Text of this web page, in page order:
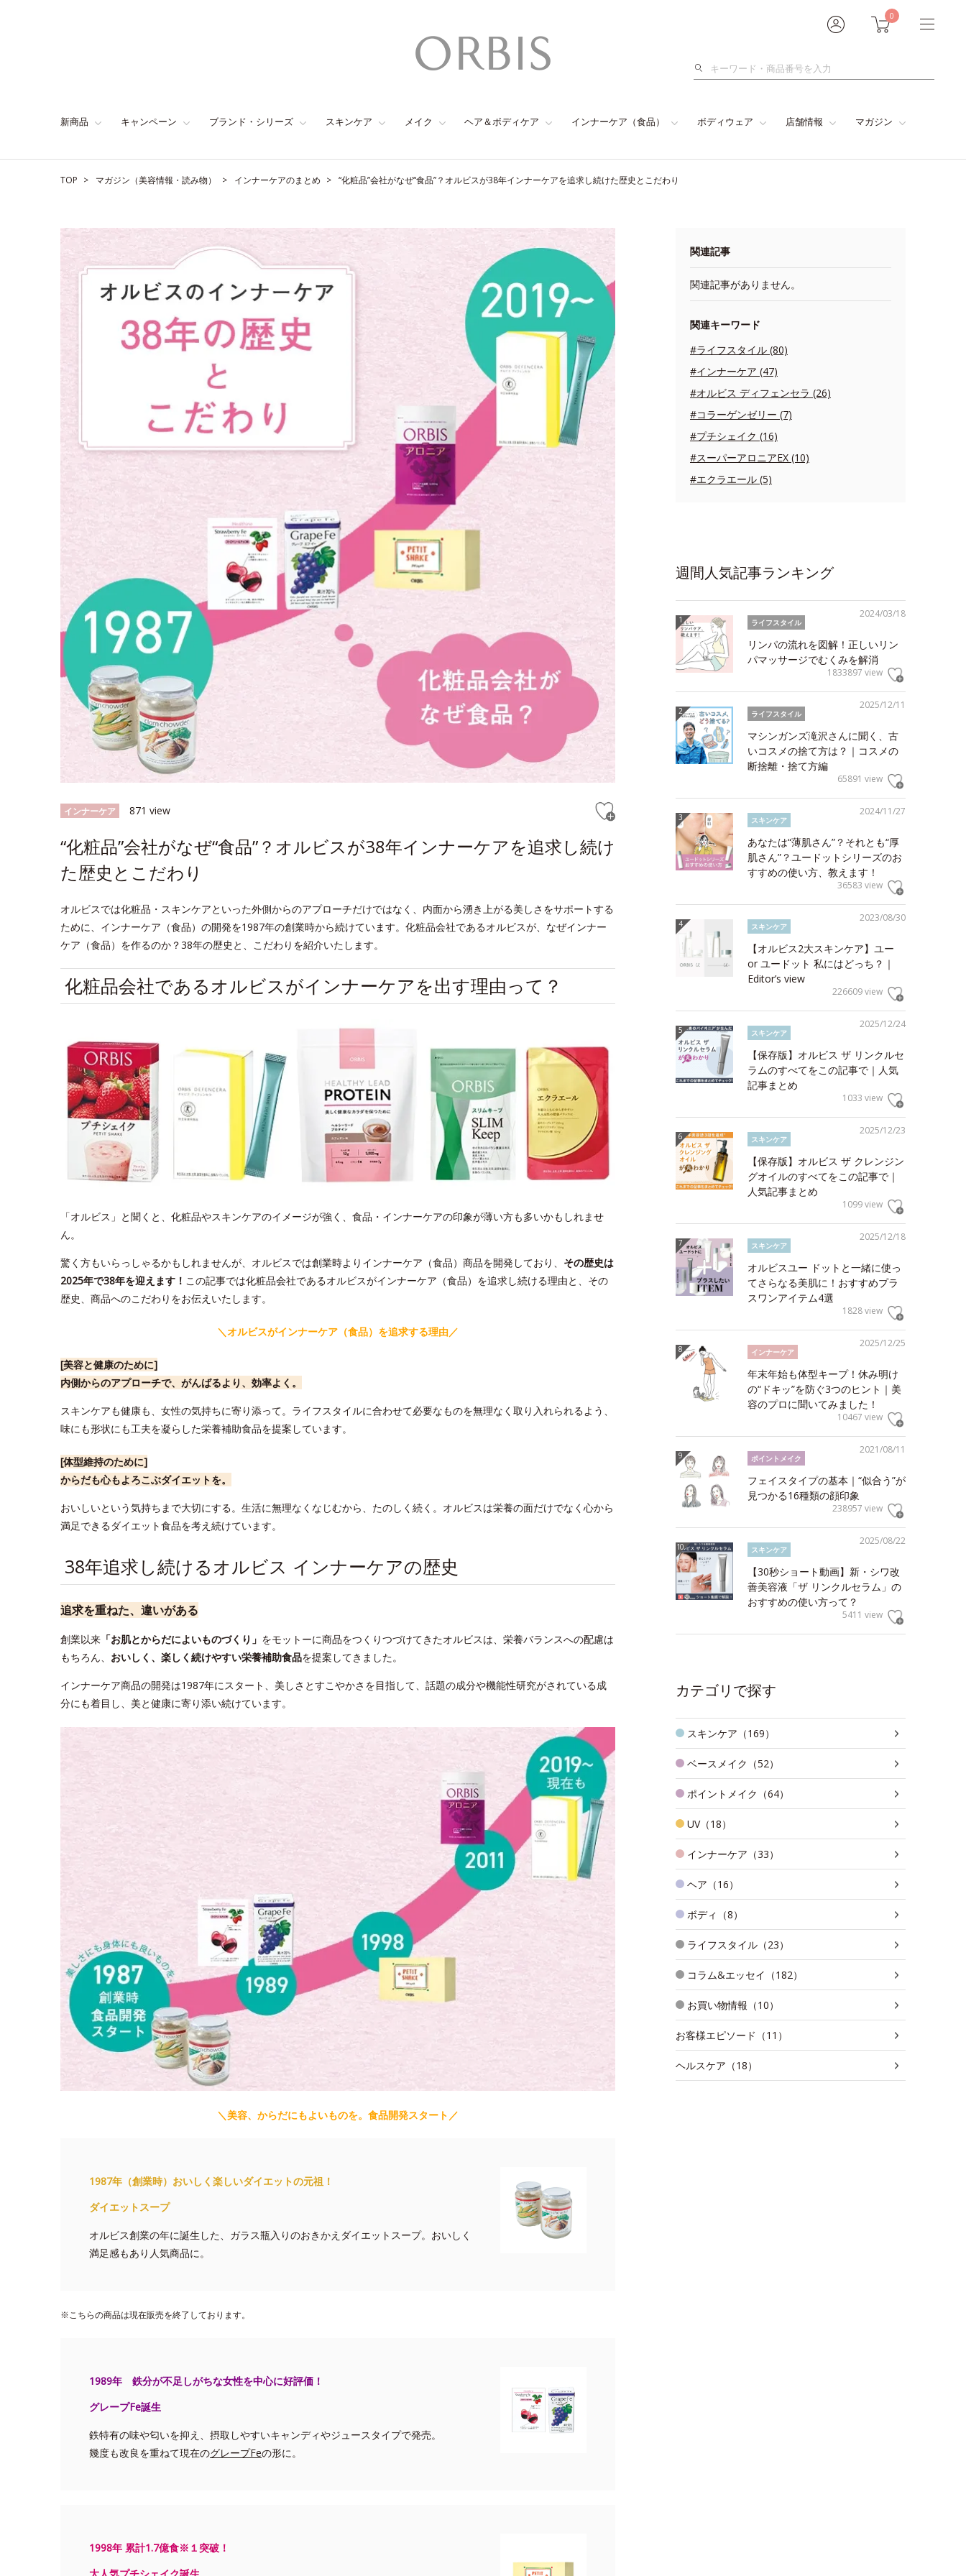
0
検
新商品 キャンペーン ブランド・シリーズ スキンケア メイク ヘア＆ボディケア インナーケア（食品） ボディウェア 店舗情報 マガジン
TOP マガジン（美容情報・読み物） インナーケアのまとめ “化粧品”会社がなぜ“食品”？オルビスが38年インナーケアを追求し続けた歴史とこだわり
インナーケア 871 view
“化粧品”会社がなぜ“食品”？オルビスが38年インナーケアを追求し続け
た歴史とこだわり
オルビスでは化粧品・スキンケアといった外側からのアプローチだけではなく、内面から湧き上がる美しさをサポートする
ために、インナーケア（食品）の開発を1987年の創業時から続けています。化粧品会社であるオルビスが、なぜインナー
ケア（食品）を作るのか？38年の歴史と、こだわりを紹介いたします。
化粧品会社であるオルビスがインナーケアを出す理由って？
「オルビス」と聞くと、化粧品やスキンケアのイメージが強く、食品・インナーケアの印象が薄い方も多いかもしれませ
ん。
驚く方もいらっしゃるかもしれませんが、オルビスでは創業時よりインナーケア（食品）商品を開発しており、 その歴史は
2025年で38年を迎えます！ この記事では化粧品会社であるオルビスがインナーケア（食品）を追求し続ける理由と、その
歴史、商品へのこだわりをお伝えいたします。
＼オルビスがインナーケア（食品）を追求する理由／
[美容と健康のために]
内側からのアプローチで、がんばるより、効率よく。
スキンケアも健康も、女性の気持ちに寄り添って。ライフスタイルに合わせて必要なものを無理なく取り入れられるよう、
味にも形状にも工夫を凝らした栄養補助食品を提案しています。
[体型維持のために]
からだも心もよろこぶダイエットを。
おいしいという気持ちまで大切にする。生活に無理なくなじむから、たのしく続く。オルビスは栄養の面だけでなく心から
満足できるダイエット食品を考え続けています。
38年追求し続けるオルビス インナーケアの歴史
追求を重ねた、違いがある
創業以来 「お肌とからだによいものづくり」 をモットーに商品をつくりつづけてきたオルビスは、栄養バランスへの配慮は
もちろん、 おいしく、楽しく続けやすい栄養補助食品を提案してきました。
インナーケア商品の開発は1987年にスタート、美しさとすこやかさを目指して、話題の成分や機能性研究がされている成
分にも着目し、美と健康に寄り添い続けています。
＼美容、からだにもよいものを。食品開発スタート／
1987年（創業時）おいしく楽しいダイエットの元祖！
ダイエットスープ
オルビス創業の年に誕生した、ガラス瓶入りのおきかえダイエットスープ。おいしく
満足感もあり人気商品に。
※こちらの商品は現在販売を終了しております。
1989年 鉄分が不足しがちな女性を中心に好評価！
グレープFe誕生
鉄特有の味や匂いを抑え、摂取しやすいキャンディやジュースタイプで発売。
幾度も改良を重ねて現在のグレープFeの形に。
1998年 累計1.7億食※１突破！
関連記事
関連記事がありません。
関連キーワード
#ライフスタイル (80)
#インナーケア (47)
#オルビス ディフェンセラ (26)
#コラーゲンゼリー (7)
#プチシェイク (16)
#スーパーアロニアEX (10)
#エクラエール (5)
週間人気記事ランキング
2024/03/18
ライフスタイル
リンパの流れを図解！正しいリン
パマッサージでむくみを解消
1833897 view
2025/12/11
ライフスタイル
マシンガンズ滝沢さんに聞く、古
いコスメの捨て方は？｜コスメの
断捨離・捨て方編
65891 view
2024/11/27
スキンケア
あなたは“薄肌さん”？それとも“厚
肌さん”？ユードットシリーズのお
すすめの使い方、教えます！
36583 view
2023/08/30
スキンケア
【オルビス2大スキンケア】ユー
or ユードット 私にはどっち？｜
Editor’s view
226609 view
2025/12/24
スキンケア
【保存版】オルビス ザ リンクルセ
ラムのすべてをこの記事で｜人気
記事まとめ
1033 view
2025/12/23
スキンケア
【保存版】オルビス ザ クレンジン
グオイルのすべてをこの記事で｜
人気記事まとめ
1099 view
2025/12/18
スキンケア
オルビスユー ドットと一緒に使っ
てさらなる美肌に！おすすめプラ
スワンアイテム4選
1828 view
2025/12/25
インナーケア
年末年始も体型キープ！休み明け
の“ドキッ”を防ぐ3つのヒント｜美
容のプロに聞いてみました！
10467 view
2021/08/11
ポイントメイク
フェイスタイプの基本｜“似合う”が
見つかる16種類の顔印象
238957 view
2025/08/22
スキンケア
【30秒ショート動画】新・シワ改
善美容液「ザ リンクルセラム」の
おすすめの使い方って？
5411 view
カテゴリで探す
スキンケア（169）
ベースメイク（52）
ポイントメイク（64）
UV（18）
インナーケア（33）
ヘア（16）
ボディ（8）
ライフスタイル（23）
コラム&エッセイ（182）
お買い物情報（10）
お客様エピソード（11）
ヘルスケア（18）